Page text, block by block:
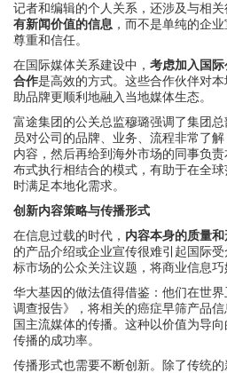
记者和编辑的个人关系，还涉及与相关
有新闻价值的信息 ，而不是单纯的企
尊重和信任。
在国际媒体关系建设中， 考虑加入国
合作是高效的方式。这些合作伙伴对
助品牌更顺利地融入当地媒体生态。
富途集团的公关总监穆璐强调了集团
员对公司的品牌、业务、流程非常了
内容，然后再给到海外市场的同事负
布式执行相结合的模式，有助于在全
时满足本地化需求。
创新内容策略与传播形式
在信息过载的时代， 内容本身的质量
的产品介绍或企业宣传很难引起国际
标市场的公众关注议题，将商业信息巧
华大基因的做法值得借鉴：他们在世
调查报告》，将相关的癌症早筛产品
国主流媒体的传播。这种以价值为导
传播的成功率。
传播形式也需要不断创新。除了传统